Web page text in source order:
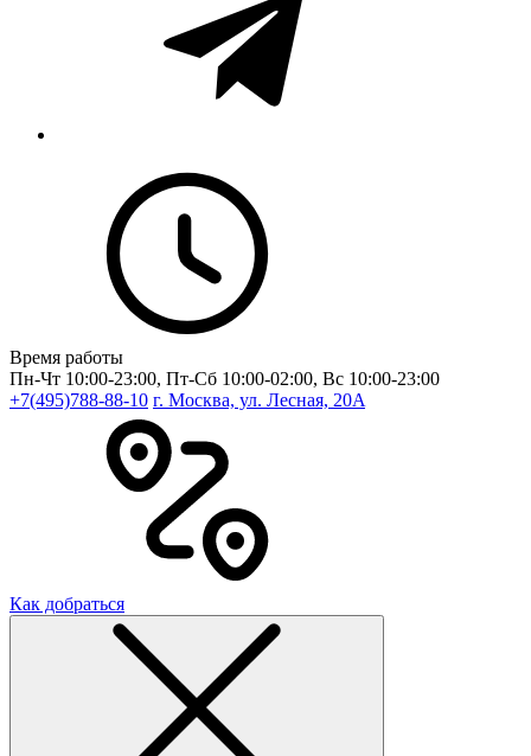
Время работы
Пн-Чт 10:00-23:00, Пт-Сб 10:00-02:00, Вс 10:00-23:00
+7(495)788-88-10 г. Москва, ул. Лесная, 20A
Как добраться